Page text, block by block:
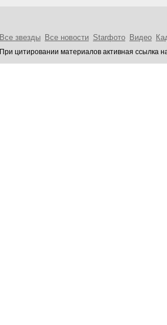
Все звезды Все новости Starфото Видео
При цитировании материалов активная ссылка